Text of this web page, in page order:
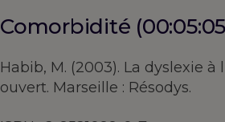
Comorbidité
Habib, M. (2003). La dyslexie à
ouvert. Marseille : Résodys.